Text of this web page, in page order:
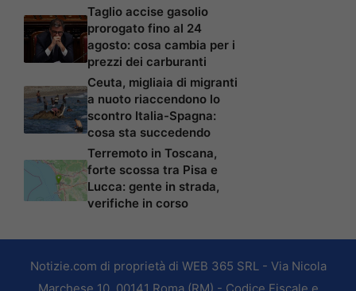
Taglio accise gasolio
prorogato fino al 24
agosto: cosa cambia per i
prezzi dei carburanti
Ceuta, migliaia di migranti
a nuoto riaccendono lo
scontro Italia-Spagna:
cosa sta succedendo
Terremoto in Toscana,
forte scossa tra Pisa e
Lucca: gente in strada,
verifiche in corso
Notizie.com di proprietà di WEB 365 SRL - Via Nicola